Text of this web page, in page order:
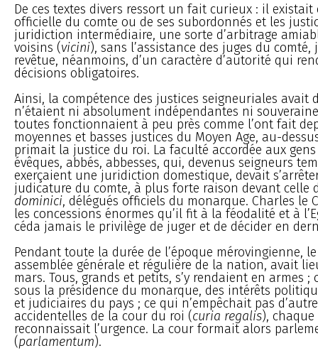
De ces textes divers ressort un fait curieux : il
officielle du comte ou de ses subordonnés et les
juridiction intermédiaire, une sorte d’arbitrage
voisins (vicini), sans l’assistance des juges du
revêtue, néanmoins, d’un caractère d’autorité qui
décisions obligatoires.
Ainsi, la compétence des justices seigneuriales avait
n’étaient ni absolument indépendantes ni
toutes fonctionnaient à peu près comme l’ont fait
moyennes et basses justices du Moyen Age, au-
primait la justice du roi. La faculté accordée aux gens
évêques, abbés, abbesses, qui, devenus seigneurs
exerçaient une juridiction domestique, devait
judicature du comte, à plus forte raison devant celle
dominici, délégués officiels du monarque. Charles le
les concessions énormes qu’il fit à la féodalité et à
céda jamais le privilège de juger et de décider en
Pendant toute la durée de l’époque mérovingienne,
assemblée générale et régulière de la nation, avait
mars. Tous, grands et petits, s’y rendaient en armes
sous la présidence du monarque, des intérêts
et judiciaires du pays ; ce qui n’empêchait pas
accidentelles de la cour du roi (curia regalis),
reconnaissait l’urgence. La cour formait alors
(parlamentum).